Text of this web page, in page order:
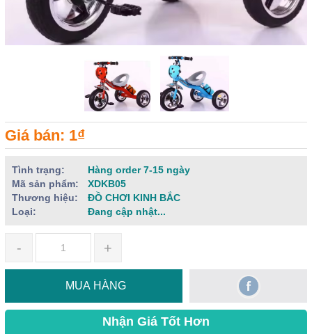
Giá bán: 1₫
Tình trạng:
Hàng order 7-15 ngày
Mã sản phẩm:
XDKB05
Thương hiệu:
ĐỒ CHƠI KINH BẮC
Loại:
Đang cập nhật...
- +
MUA HÀNG
Nhận Giá Tốt Hơn